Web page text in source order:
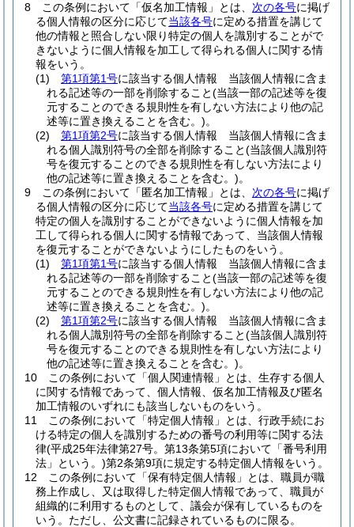
8
この条例において「仮名加工情報」とは、 次の各号に掲げ
る個人情報の区分に応じて当該各号に定める措置を講じて
他の情報と照合しない限り特定の個人を識別することがで
きないように個人情報を加工して得られる個人に関する情
報をいう。
(1)
第1項第1号に該当する個人情報 当該個人情報に含ま
れる記述等の一部を削除すること(当該一部の記述等を復
元することのできる規則性を有しない方法により他の記
述等に置き換えることを含む。)。
(2)
第1項第2号に該当する個人情報 当該個人情報に含ま
れる個人識別符号の全部を削除すること(当該個人識別符
号を復元することのできる規則性を有しない方法により
他の記述等に置き換えることを含む。)。
9
この条例において「匿名加工情報」とは、 次の各号に掲げ
る個人情報の区分に応じて当該各号に定める措置を講じて
特定の個人を識別することができないように個人情報を加
工して得られる個人に関する情報であって、当該個人情報
を復元することができないようにしたものをいう。
(1)
第1項第1号に該当する個人情報 当該個人情報に含ま
れる記述等の一部を削除すること(当該一部の記述等を復
元することのできる規則性を有しない方法により他の記
述等に置き換えることを含む。)。
(2)
第1項第2号に該当する個人情報 当該個人情報に含ま
れる個人識別符号の全部を削除すること(当該個人識別符
号を復元することのできる規則性を有しない方法により
他の記述等に置き換えることを含む。)。
10
この条例において「個人関連情報」とは、生存する個人
に関する情報であって、個人情報、仮名加工情報及び匿名
加工情報のいずれにも該当しないものをいう。
11
この条例において「特定個人情報」とは、行政手続にお
ける特定の個人を識別するための番号の利用等に関する法
律(平成25年法律第27号。第13条第5項において「番号利用
法」という。)第2条第9項に規定する特定個人情報をいう。
12
この条例において「保有特定個人情報」とは、職員が職
務上作成し、又は取得した特定個人情報であって、職員が
組織的に利用するものとして、議会が保有しているものを
いう。 ただし、公文書に記録されているものに限る。